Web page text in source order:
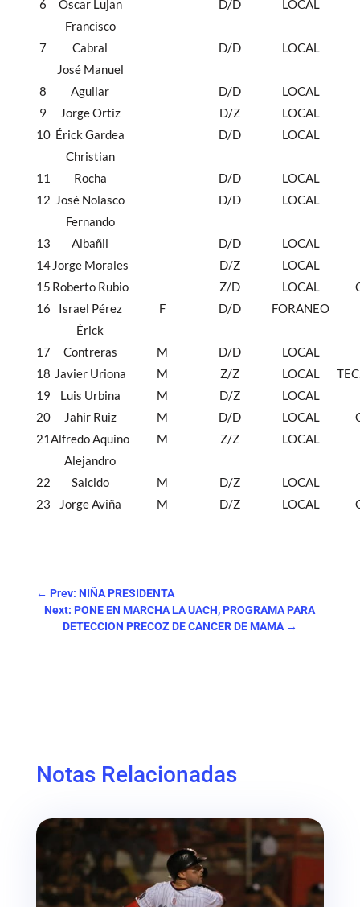
6 Óscar Lujan D/D LOCAL
7
Francisco
Cabral
D/D LOCAL
8
José Manuel
Aguilar
D/D
LOCAL
9
Jorge Ortiz D/Z
LOCAL
10 Érick Gardea D/D LOCAL
11
Christian
Rocha
D/D
LOCAL
12 José Nolasco D/D LOCAL
13
Fernando
Albañil
D/D
LOCAL
14 Jorge Morales D/Z
LOCAL
15 Roberto Rubio Z/D LOCAL
16
Israel Pérez F D/D FORANEO
17
Érick
Contreras
M D/D
LOCAL
18 Javier Uriona M Z/Z LOCAL
19
Luis Urbina M D/Z
LOCAL
20
Jahir Ruiz M D/D LOCAL
21Alfredo Aquino M Z/Z LOCAL
22
Alejandro
Salcido
M D/Z
LOCAL
23
Jorge Aviña M D/Z LOCAL
← Prev: NIÑA PRESIDENTA
Next: PONE EN MARCHA LA UACH, PROGRAMA PARA
DETECCION PRECOZ DE CANCER DE MAMA→
Notas Relacionadas